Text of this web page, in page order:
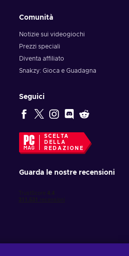
Comunità
Notizie sui videogiochi
Prezzi speciali
Diventa affiliato
Snakzy: Gioca e Guadagna
Seguici
SCELTA
DELLA
REDAZIONE
Guarda le nostre recensioni